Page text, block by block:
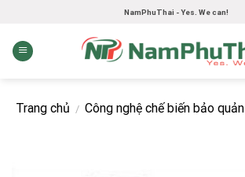
content
NamPhuThai - Yes. We can!
Trang chủ / Công nghệ chế biến bảo quản